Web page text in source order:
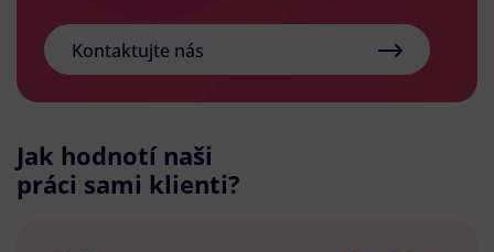
Kontaktujte nás
Jak hodnotí naši
práci sami klienti?